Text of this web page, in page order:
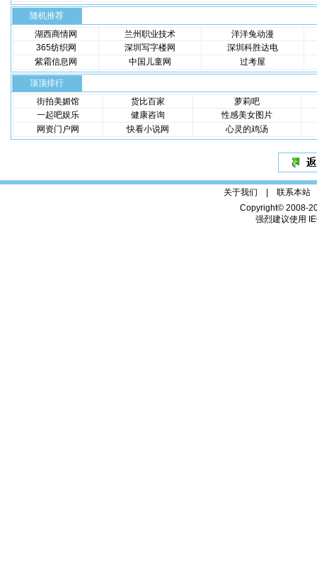
随机推荐
湖西商情网
兰州职业技术
洋洋兔动漫
365纺织网
深圳写字楼网
深圳科胜达电
紫霜信息网
中国儿童网 过考屋
顶顶排行
街拍美媚馆
货比百家
萝莉吧
一起吧娱乐
健康咨询
性感美女图片
网资门户网
快看小说网 心灵的鸡汤
关于我们 | 联系本站
Copyright© 2008-
强烈建议使用